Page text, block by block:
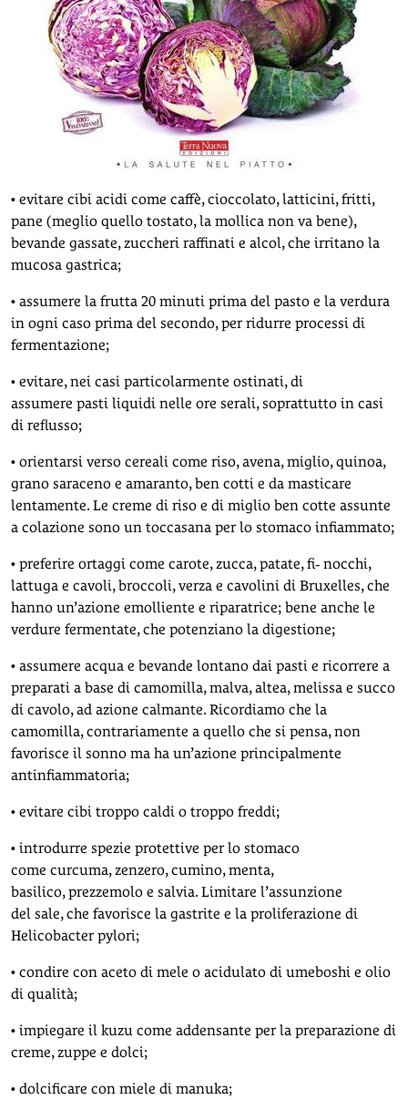
• evitare cibi acidi come caffè, cioccolato, latticini, fritti,
pane (meglio quello tostato, la mollica non va bene),
bevande gassate, zuccheri raffinati e alcol, che irritano la
mucosa gastrica;
• assumere la frutta 20 minuti prima del pasto e la verdura
in ogni caso prima del secondo, per ridurre processi di
fermentazione;
• evitare, nei casi particolarmente ostinati, di
assumere pasti liquidi nelle ore serali, soprattutto in casi
di reflusso;
• orientarsi verso cereali come riso, avena, miglio, quinoa,
grano saraceno e amaranto, ben cotti e da masticare
lentamente. Le creme di riso e di miglio ben cotte assunte
a colazione sono un toccasana per lo stomaco infiammato;
• preferire ortaggi come carote, zucca, patate, fi‑ nocchi,
lattuga e cavoli, broccoli, verza e cavolini di Bruxelles, che
hanno un’azione emolliente e riparatrice; bene anche le
verdure fermentate, che potenziano la digestione;
• assumere acqua e bevande lontano dai pasti e ricorrere a
preparati a base di camomilla, malva, altea, melissa e succo
di cavolo, ad azione calmante. Ricordiamo che la
camomilla, contrariamente a quello che si pensa, non
favorisce il sonno ma ha un’azione principalmente
antinfiammatoria;
• evitare cibi troppo caldi o troppo freddi;
• introdurre spezie protettive per lo stomaco
come curcuma, zenzero, cumino, menta,
basilico, prezzemolo e salvia. Limitare l’assunzione
del sale, che favorisce la gastrite e la proliferazione di
Helicobacter pylori;
• condire con aceto di mele o acidulato di umeboshi e olio
di qualità;
• impiegare il kuzu come addensante per la preparazione di
creme, zuppe e dolci;
• dolcificare con miele di manuka;